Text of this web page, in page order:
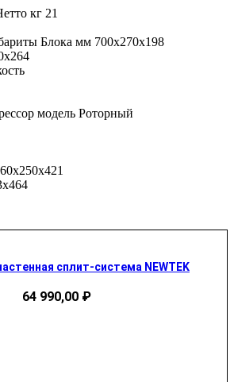
кг 21
Блока мм 700х270х198
модель Роторный
сплит-система NEWTEK
64 990,00 ₽